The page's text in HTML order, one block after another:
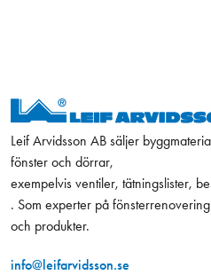
Leif Arvidsson AB säljer
fönster och dörrar,
exempelvis ventiler, tätningslister,
. Som experter på
och produkter.
info@leifarvidsson.se